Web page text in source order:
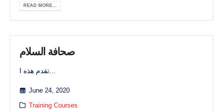
READ MORE...
صحافة السلام
June 24, 2020
Training Courses